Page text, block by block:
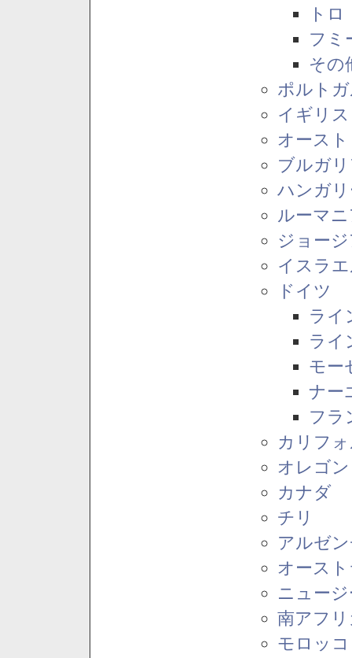
トロ
フミ
その
ポルト
イギリス
オース
ブルガ
ハンガ
ルーマ
ジョー
イスラ
ドイツ
ライ
ライ
モー
ナー
フラ
カリフ
オレゴ
カナダ
チリ
アルゼ
オース
ニュー
南アフ
モロッコ